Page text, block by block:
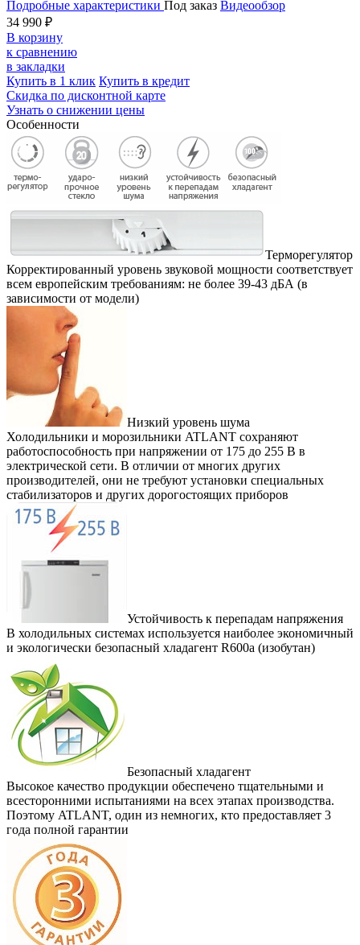
Подробные характеристики Под заказ Видеообзор
34 990 ₽
В корзину
к сравнению
в закладки
Купить в 1 клик Купить в кредит
Скидка по дисконтной карте
Узнать о снижении цены
Особенности
Терморегулятор
Корректированный уровень звуковой мощности соответствует
всем европейским требованиям: не более 39-43 дБА (в
зависимости от модели)
Низкий уровень шума
Холодильники и морозильники ATLANT сохраняют
работоспособность при напряжении от 175 до 255 В в
электрической сети. В отличии от многих других
производителей, они не требуют установки специальных
стабилизаторов и других дорогостоящих приборов
Устойчивость к перепадам напряжения
В холодильных системах используется наиболее экономичный
и экологически безопасный хладагент R600а (изобутан)
Безопасный хладагент
Высокое качество продукции обеспечено тщательными и
всесторонними испытаниями на всех этапах производства.
Поэтому ATLANT, один из немногих, кто предоставляет 3
года полной гарантии